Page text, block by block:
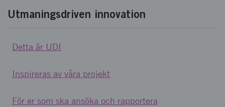
Utmaningsdriven innovation
Detta är UDI
Inspireras av våra projekt
För er som ska ansöka och rapportera